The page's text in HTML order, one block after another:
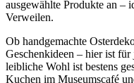
ausgewählte Produkte an –
Verweilen.
Ob handgemachte
Geschenkideen – hier ist
leibliche Wohl ist bestens
Kuchen im Museumscafé